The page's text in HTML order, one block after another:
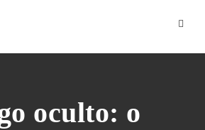
oculto: o